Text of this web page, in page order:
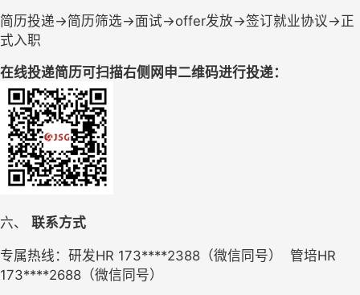
简历投递→简历筛选→面试→offer发放→签订就业协议→正
式入职
在线投递简历可扫描右侧网申二维码进行投递：
六、 联系方式
专属热线： 研发HR 173****2388（微信同号）  管培HR
173****2688（微信同号）